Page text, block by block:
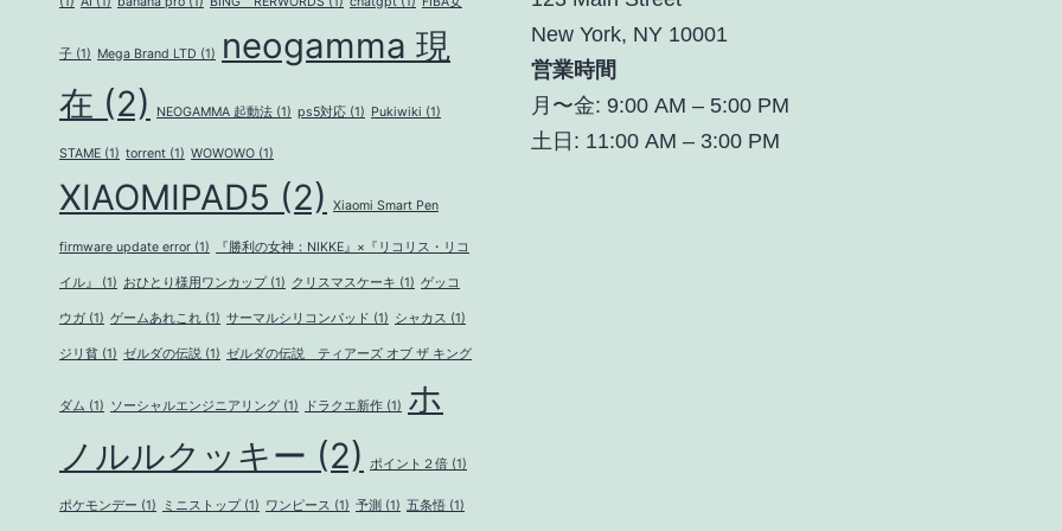
子 (1) Mega Brand LTD (1)
neogamma 現
在 (2) NEOGAMMA 起動法 (1) ps5対応 (1) Pukiwiki (1)
STAME (1) torrent (1) WOWOWO (1)
XIAOMIPAD5 (2) Xiaomi Smart Pen
firmware update error (1) 『勝利の女神：NIKKE』×『リコリス・リコ
イル』 (1) おひとり様用ワンカップ(1) クリスマスケーキ (1) ゲッコ
ウガ (1) ゲームあれこれ (1) サーマルシリコンパッド (1) シャカス (1)
ジリ貧 (1) ゼルダの伝説 (1) ゼルダの伝説 ティアーズ オブ ザ キング
ダム (1) ソーシャルエンジニアリング (1) ドラクエ新作 (1) ホ
ノルルクッキー (2) ポイント２倍 (1)
ポケモンデー (1) ミニストップ(1) ワンピース (1) 予測 (1) 五条悟 (1)
New York, NY 10001
営業時間
月〜金: 9:00 AM – 5:00 PM
土日: 11:00 AM – 3:00 PM